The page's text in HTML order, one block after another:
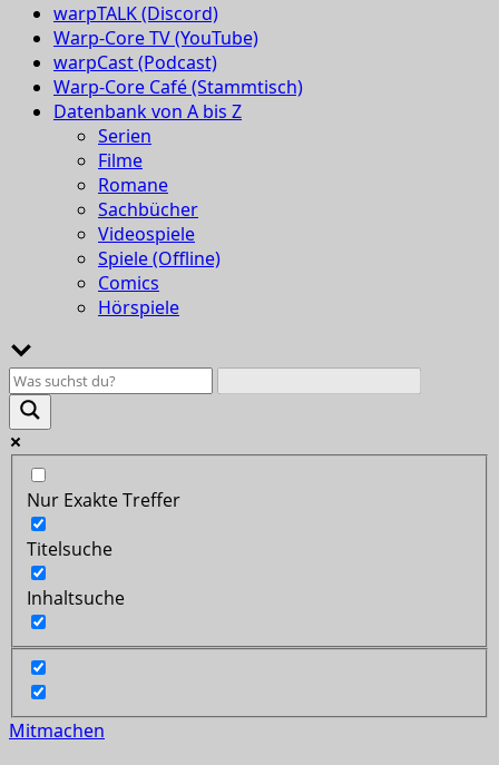
warpTALK (Discord)
Warp-Core TV (YouTube)
warpCast (Podcast)
Warp-Core Café (Stammtisch)
Datenbank von A bis Z
Serien
Filme
Romane
Sachbücher
Videospiele
Spiele (Offline)
Comics
Hörspiele
Nur Exakte Treffer
Titelsuche
Inhaltsuche
Mitmachen